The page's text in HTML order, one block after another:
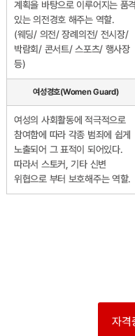
계획을 바탕으로 이루어지는 품격
있는 의전경호 해주는 역할.
(웨딩/ 의전/ 장례의전/ 전시장/
박람회/ 콘서트/ 스포츠/ 행사장
등)
여성경호(Women Guard)
여성의 사회활동에 적극적으로
참여함에 따라 각종 범죄에 쉽게
노출되어 그 표적이 되어있다.
따라서 스토커, 기타 신변
위협으로 부터 보호해주는 역할.
자격